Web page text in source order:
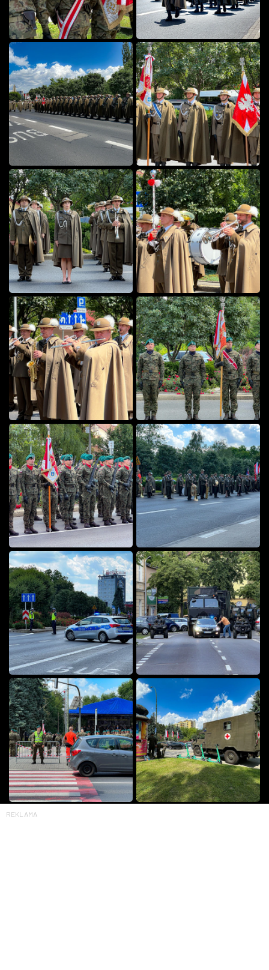
REKLAMA